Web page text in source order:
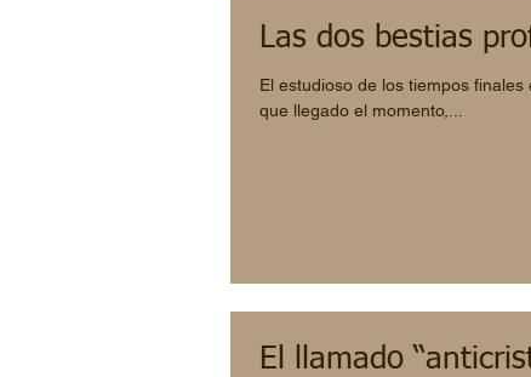
Las dos bestias
El estudioso de los tiempos finales
que llegado el momento,...
El llamado